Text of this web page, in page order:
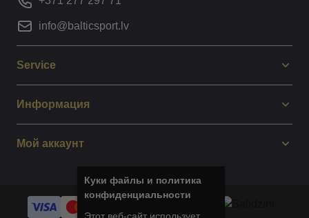
info@balticsport.lv
Service
Информация
Мой аккаунт
Куки файлы и политика
конфиденциальности